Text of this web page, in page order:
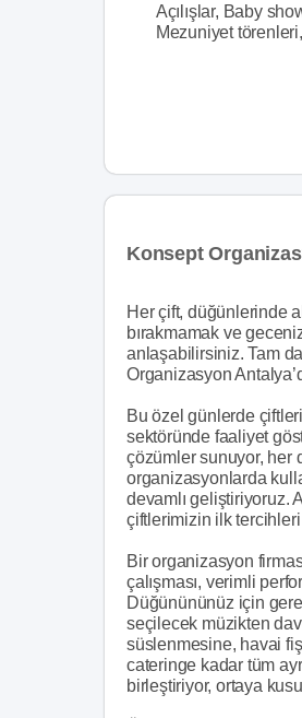
Açılışlar, Baby
Mezuniyet
Konsept
Her çift, düğünlerinde
bırakmamak ve
anlaşabilirsiniz. Tam
Organizasyon
Bu özel günlerde
sektöründe faaliyet
çözümler sunuyor, her
organizasyonlarda
devamlı geliştiriyoruz.
çiftlerimizin ilk
Bir organizasyon
çalışması, verimli
Düğünününüz için
seçilecek müzikten
süslenmesine, havai
cateringe kadar tüm
birleştiriyor, ortaya